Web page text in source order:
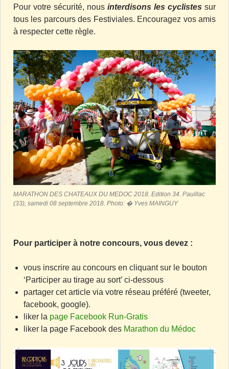
Pour votre sécurité, nous interdisons les cyclistes sur
tous les parcours des Festiviales. Encouragez vos amis
à respecter cette règle.
MARATHON DES CHATEAUX DU MEDOC 2018. Edition 34. Pauillac
(33), samedi 08 septembre 2018. Photo: � Yves MAINGUY
Pour participer à notre concours, vous devez :
vous inscrire au concours en cliquant sur le bouton
‘Participer au tirage au sort’ ci-dessous
partager cet article via votre réseau préféré (tweeter,
facebook, google).
liker la page Facebook Run-Gratis
liker la page Facebook des Marathon du Médoc